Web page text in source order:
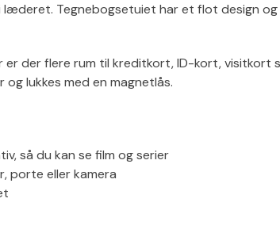
Tegnebogsetuiet har et flot design
der flere rum til kreditkort, ID-kort, visitkort
lukkes med en magnetlås.
så du kan se film og serier
porte eller kamera